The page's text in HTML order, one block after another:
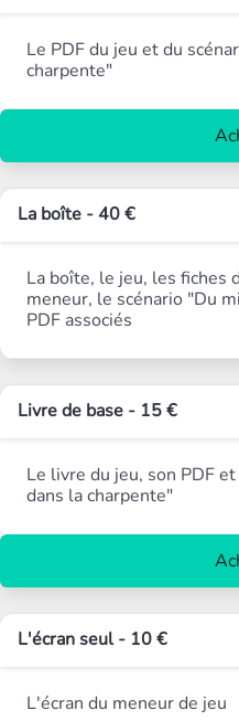
Le PDF du jeu et du
charpente"
La boîte - 40 €
La boîte, le jeu, les fiches
meneur, le scénario "Du
PDF associés
Livre de base - 15 €
Le livre du jeu, son PDF
dans la charpente"
L'écran seul - 10 €
L'écran du meneur de jeu